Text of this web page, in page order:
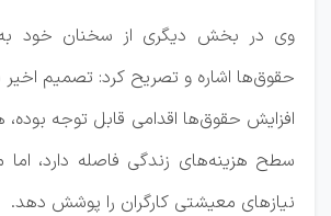
وی در بخش دیگری از سخنان خود
حقوق‌ها اشاره و تصریح کرد: تصمیم اخیر
افزایش حقوق‌ها اقدامی قابل توجه
سطح هزینه‌های زندگی فاصله دارد، اما
نیازهای معیشتی کارگران را پوشش دهد.